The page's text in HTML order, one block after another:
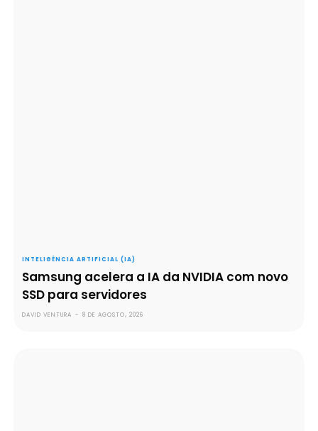
INTELIGÊNCIA ARTIFICIAL (IA)
Samsung acelera a IA da NVIDIA com novo
SSD para servidores
DAVID VENTURA - 8 DE AGOSTO, 2026